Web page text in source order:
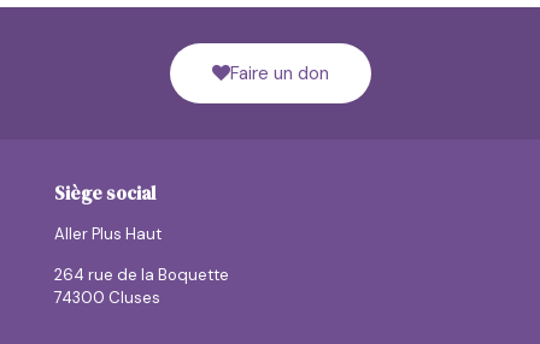
Faire un don
Siège social
Aller Plus Haut
264 rue de la Boquette
74300 Cluses